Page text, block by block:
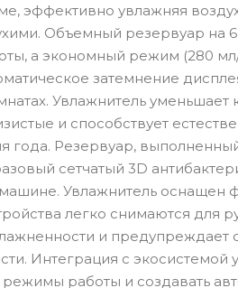
эффективно увлажняя
Объемный резервуар на
а экономный режим (280
затемнение
Увлажнитель уменьшает
и способствует
года. Резервуар,
сетчатый 3D
Увлажнитель оснащен
легко снимаются для
и предупреждает
Интеграция с экосистемой
режимы работы и создавать